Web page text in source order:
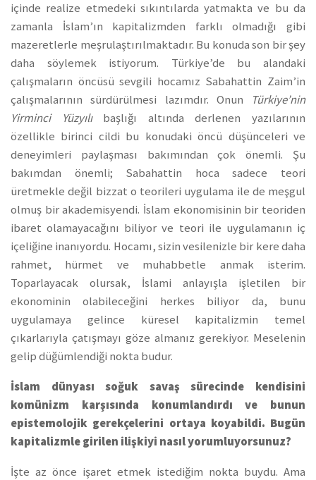
içinde realize etmedeki sıkıntılarda yatmakta ve bu da
zamanla İslam’ın kapitalizmden farklı olmadığı gibi
mazeretlerle meşrulaştırılmaktadır. Bu konuda son bir şey
daha söylemek istiyorum. Türkiye’de bu alandaki
çalışmaların öncüsü sevgili hocamız Sabahattin Zaim’in
çalışmalarının sürdürülmesi lazımdır. Onun
Türkiye’nin
Yirminci Yüzyılıbaşlığı altında derlenen yazılarının
özellikle birinci cildi bu konudaki öncü düşünceleri ve
deneyimleri paylaşması bakımından çok önemli. Şu
bakımdan önemli; Sabahattin hoca sadece teori
üretmekle değil bizzat o teorileri uygulama ile de meşgul
olmuş bir akademisyendi. İslam ekonomisinin bir teoriden
ibaret olamayacağını biliyor ve teori ile uygulamanın iç
içeliğine inanıyordu. Hocamı, sizin vesilenizle bir kere daha
rahmet, hürmet ve muhabbetle anmak isterim.
Toparlayacak olursak, İslami anlayışla işletilen bir
ekonominin olabileceğini herkes biliyor da, bunu
uygulamaya gelince küresel kapitalizmin temel
çıkarlarıyla çatışmayı göze almanız gerekiyor. Meselenin
gelip düğümlendiği nokta budur.
İslam dünyası soğuk savaş sürecinde kendisini
komünizm karşısında konumlandırdı ve bunun
epistemolojik gerekçelerini ortaya koyabildi. Bugün
kapitalizmle girilen ilişkiyi nasıl yorumluyorsunuz?
İşte az önce işaret etmek istediğim nokta buydu. Ama